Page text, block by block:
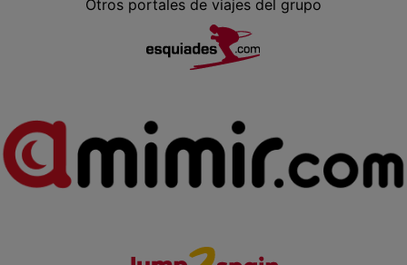
Otros portales de viajes del grupo